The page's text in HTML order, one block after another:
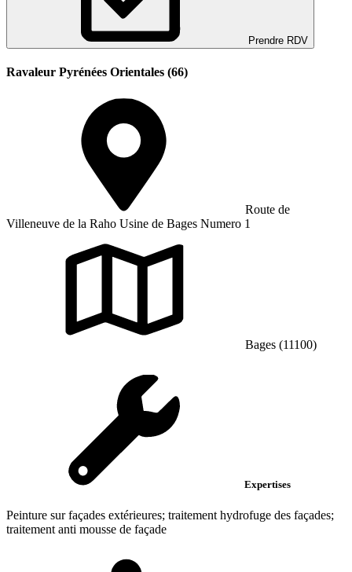
Prendre RDV
Ravaleur Pyrénées Orientales (66)
Route de
Villeneuve de la Raho Usine de Bages Numero 1
Bages (11100)
Expertises
Peinture sur façades extérieures; traitement hydrofuge des façades;
traitement anti mousse de façade